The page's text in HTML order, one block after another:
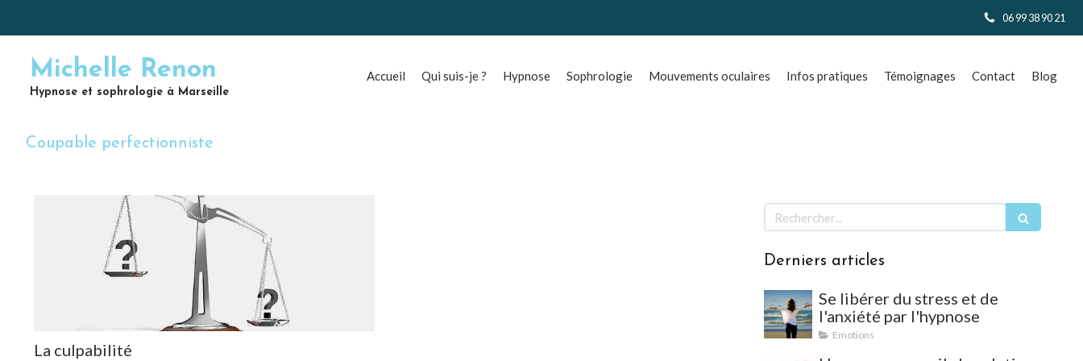
06 99 38 90 21
Accueil Qui suis-je ? Hypnose Sophrologie Mouvements oculaires Infos pratiques Témoignages Contact Blog
Michelle Renon
Hypnose et sophrologie à Marseille
Coupable perfectionniste
La culpabilité
Rechercher
Derniers articles
Se libérer du stress et de
l'anxiété par l'hypnose
Emotions